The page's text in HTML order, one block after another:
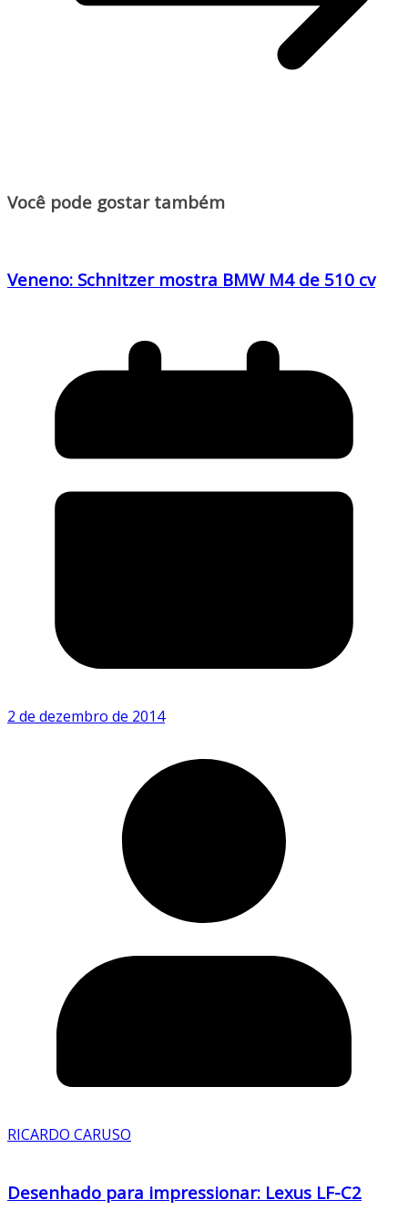
Você pode gostar também
Veneno: Schnitzer mostra BMW M4 de 510 cv
2 de dezembro de 2014
RICARDO CARUSO
Desenhado para impressionar: Lexus LF-C2